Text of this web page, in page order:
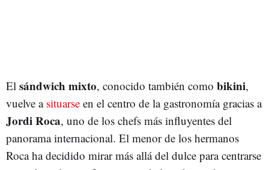
El sándwich mixto, conocido también como bikini,
vuelve a situarse en el centro de la gastronomía gracias a
Jordi Roca, uno de los chefs más influyentes del
panorama internacional. El menor de los hermanos
Roca ha decidido mirar más allá del dulce para centrarse